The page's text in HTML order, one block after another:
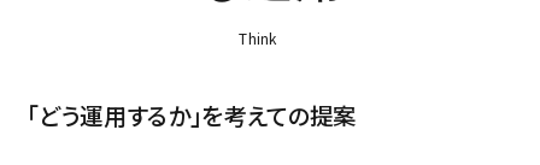
Think
「どう運用するか」を考えての提案